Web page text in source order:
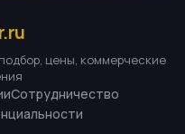
цены, коммерческие
Сотрудничество